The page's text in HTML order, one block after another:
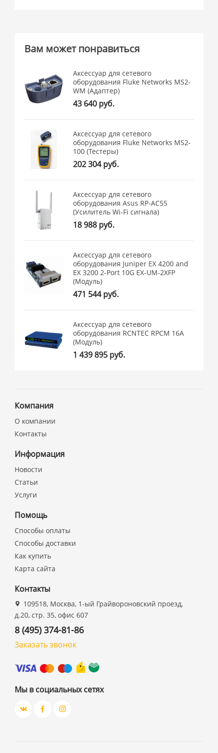
Вам может понравиться
Аксессуар для сетевого
оборудования Fluke Networks MS2-
WM (Адаптер)
43 640 руб.
Аксессуар для сетевого
оборудования Fluke Networks MS2-
100 (Тестеры)
202 304 руб.
Аксессуар для сетевого
оборудования Asus RP-AC55
(Усилитель Wi-Fi сигнала)
18 988 руб.
Аксессуар для сетевого
оборудования Juniper EX 4200 and
EX 3200 2-Port 10G EX-UM-2XFP
(Модуль)
471 544 руб.
Аксессуар для сетевого
оборудования RCNTEC RPCM 16A
(Модуль)
1 439 895 руб.
Компания
О компании
Контакты
Информация
Новости
Статьи
Услуги
Помощь
Способы оплаты
Способы доставки
Как купить
Карта сайта
Контакты
109518, Москва, 1-ый Грайвороновский проезд,
д.20, стр. 35, офис 607
8 (495) 374-81-86
Заказать звонок
Мы в социальных сетях